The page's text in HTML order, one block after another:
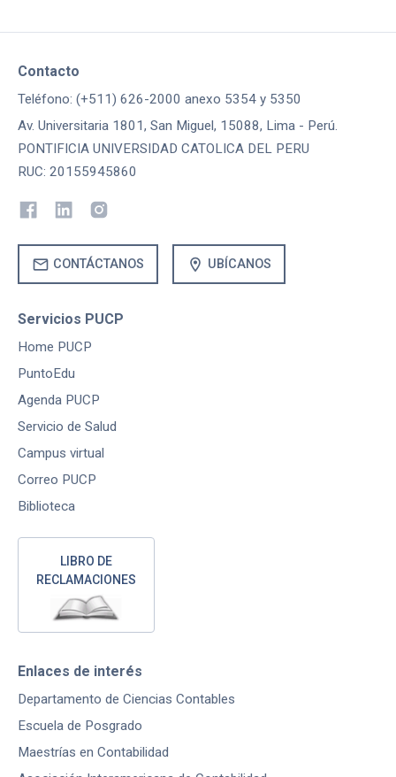
Contacto
Teléfono: (+511) 626-2000 anexo 5354 y 5350
Av. Universitaria 1801, San Miguel, 15088, Lima - Perú.
PONTIFICIA UNIVERSIDAD CATOLICA DEL PERU
RUC: 20155945860
mail CONTÁCTANOS location_on UBÍCANOS
Servicios PUCP
Home PUCP
PuntoEdu
Agenda PUCP
Servicio de Salud
Campus virtual
Correo PUCP
Biblioteca
LIBRO DE
RECLAMACIONES
Enlaces de interés
Departamento de Ciencias Contables
Escuela de Posgrado
Maestrías en Contabilidad